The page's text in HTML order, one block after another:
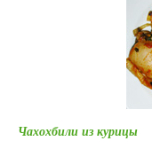
Чахохбили из курицы